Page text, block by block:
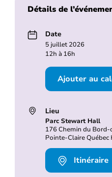
Détails de
Date
5 juillet 2026
12h à 16h
Ajouter au
Lieu
Parc Stewart Hall
176 Chemin du
Pointe-Claire Québec
Itinéraire